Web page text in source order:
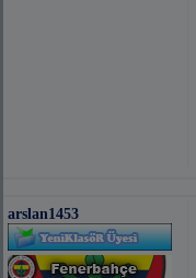
arslan1453